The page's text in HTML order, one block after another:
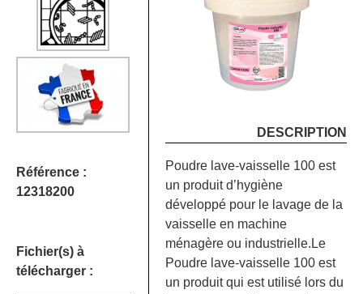
Référence :
12318200
Fichier(s) à
télécharger :
DESCRIPTION
Poudre lave-vaisselle 100 est
un produit d’hygiène
développé pour le lavage de la
vaisselle en machine
ménagère ou industrielle.Le
Poudre lave-vaisselle 100 est
un produit qui est utilisé lors du